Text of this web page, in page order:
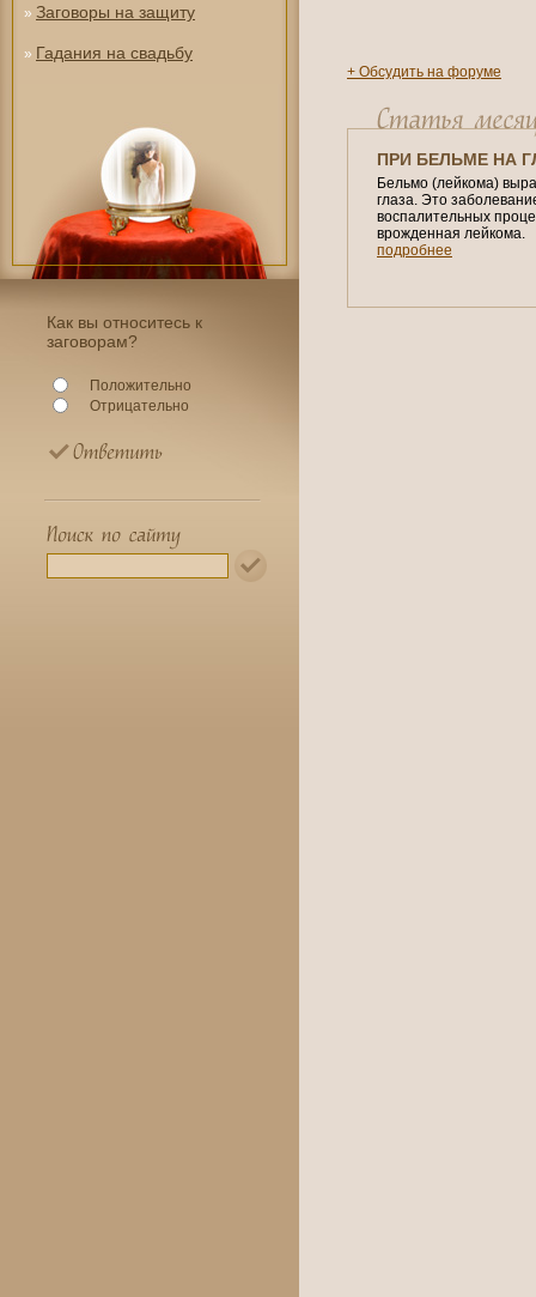
» Заговоры на защиту
» Гадания на свадьбу
Как вы относитесь к
заговорам?
Положительно
Отрицательно
+ Обсудить на форуме
ПРИ БЕЛЬМЕ НА
Бельмо (лейкома)
глаза. Это
воспалительных
врожденная лейкома.
подробнее